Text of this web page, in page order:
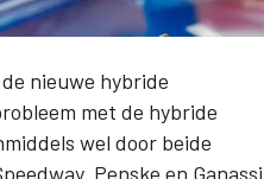
nieuwe hybride
met de hybride
wel door beide
Penske en Ganassi